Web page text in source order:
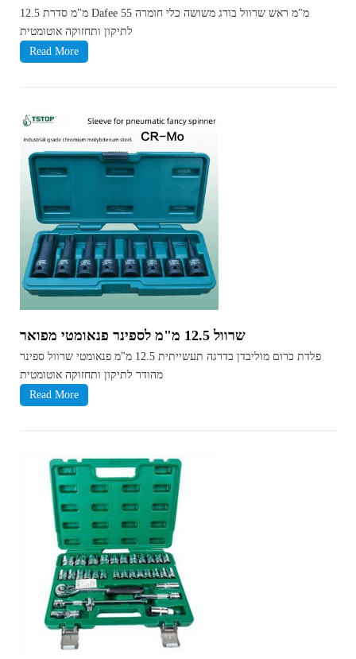
12.5 מ"מ סדרת Dafee 55 מ"מ ראש שרוול בורג משושה כלי חומרה
לתיקון ותחזוקה אוטומטית
Read More
שרוול 12.5 מ"מ לספינר פנאומטי מפואר
פלדת כרום מוליבדן בדרגה תעשייתית 12.5 מ"מ פנאומטי שרוול ספינר
מהודר לתיקון ותחזוקה אוטומטית
Read More